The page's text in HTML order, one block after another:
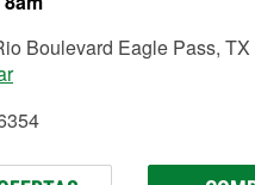
Boulevard Eagle Pass, TX